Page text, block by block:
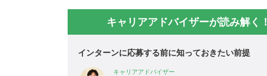
キャリアアドバイザーが読み解く！
インターンに応募する前に知っておきたい前提
キャリアアドバイザー